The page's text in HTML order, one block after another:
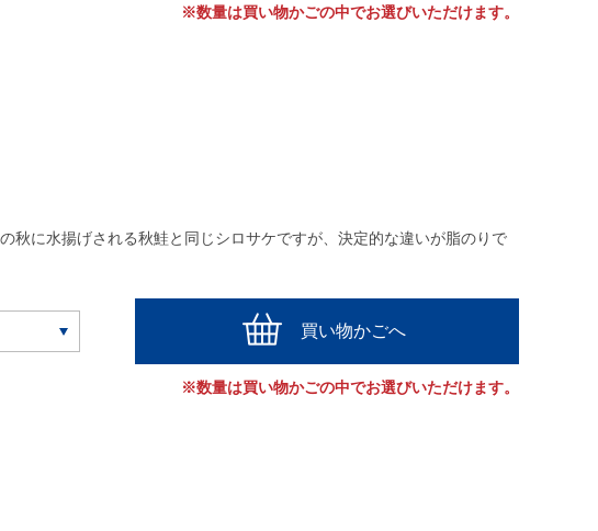
※数量は買い物かごの中でお選びいただけます。
秋に水揚げされる秋鮭と同じシロサケですが、決定的な違いが脂のりで
買い物かごへ
※数量は買い物かごの中でお選びいただけます。